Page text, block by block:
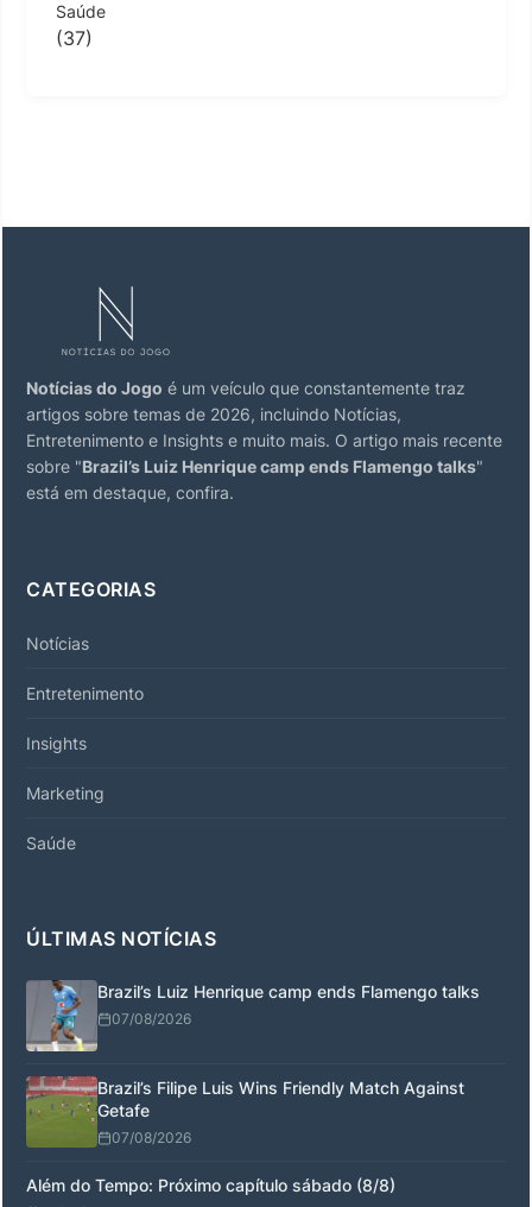
Saúde
(37)
Notícias do Jogo é um veículo que constantemente traz
artigos sobre temas de 2026, incluindo Notícias,
Entretenimento e Insights e muito mais. O artigo mais recente
sobre "Brazil’s Luiz Henrique camp ends Flamengo talks"
está em destaque, confira.
CATEGORIAS
Notícias
Entretenimento
Insights
Marketing
Saúde
ÚLTIMAS NOTÍCIAS
Brazil’s Luiz Henrique camp ends Flamengo talks
07/08/2026
Brazil’s Filipe Luis Wins Friendly Match Against
Getafe
07/08/2026
Além do Tempo: Próximo capítulo sábado (8/8)